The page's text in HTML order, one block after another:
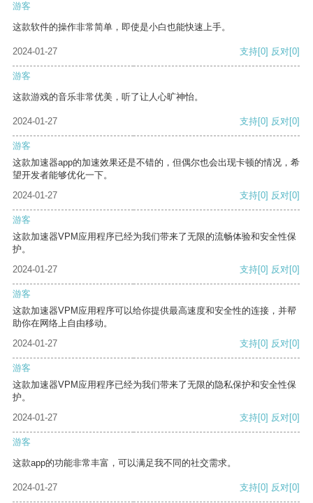
游客
这款软件的操作非常简单，即使是小白也能快速上手。
2024-01-27 支持[0] 反对[0]
游客
这款游戏的音乐非常优美，听了让人心旷神怡。
2024-01-27 支持[0] 反对[0]
游客
这款加速器app的加速效果还是不错的，但偶尔也会出现卡顿的情况，希
望开发者能够优化一下。
2024-01-27
支持[0] 反对[0]
游客
这款加速器VPM应用程序已经为我们带来了无限的流畅体验和安全性保
护。
2024-01-27
支持[0] 反对[0]
游客
这款加速器VPM应用程序可以给你提供最高速度和安全性的连接，并帮
助你在网络上自由移动。
2024-01-27
支持[0] 反对[0]
游客
这款加速器VPM应用程序已经为我们带来了无限的隐私保护和安全性保
护。
2024-01-27
支持[0] 反对[0]
游客
这款app的功能非常丰富，可以满足我不同的社交需求。
2024-01-27 支持[0] 反对[0]